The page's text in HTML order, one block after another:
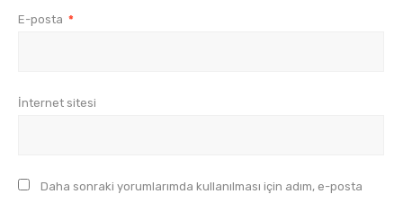
E-posta *
İnternet sitesi
Daha sonraki yorumlarımda kullanılması için adım, e-posta